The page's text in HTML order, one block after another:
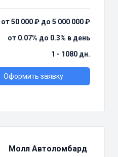
от 50 000 ₽ до 5 000 000 ₽
от 0.07% до 0.3% в день
1 - 1080 дн.
Оформить заявку
Молл Автоломбард